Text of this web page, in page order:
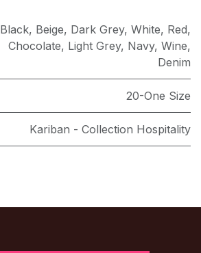
Black, Beige, Dark Grey, White, Red,
Chocolate, Light Grey, Navy, Wine,
Denim
20-One Size
Kariban - Collection Hospitality